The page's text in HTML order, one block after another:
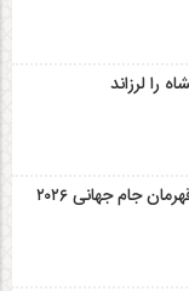
اسپانیا با شکست آرژانتین قهرمان جام جهانی ۲۰۲۶